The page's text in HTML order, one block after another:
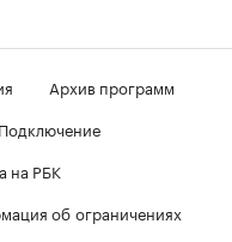
Архив программ
Подключение
на РБК
об ограничениях